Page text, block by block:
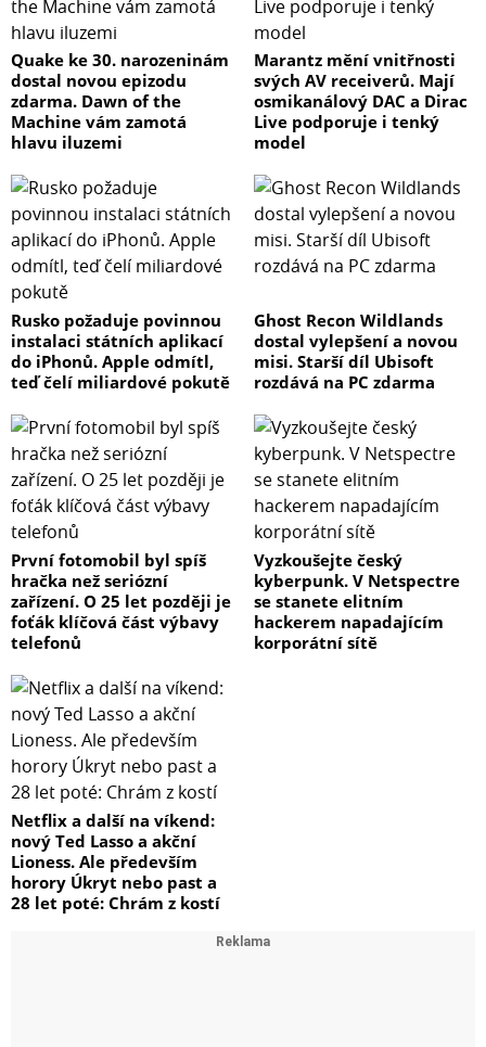
Quake ke 30. narozeninám
dostal novou epizodu
zdarma. Dawn of the
Machine vám zamotá
hlavu iluzemi
Marantz mění vnitřnosti
svých AV receiverů. Mají
osmikanálový DAC a Dirac
Live podporuje i tenký
model
Rusko požaduje povinnou
instalaci státních aplikací
do iPhonů. Apple odmítl,
teď čelí miliardové pokutě
Ghost Recon Wildlands
dostal vylepšení a novou
misi. Starší díl Ubisoft
rozdává na PC zdarma
První fotomobil byl spíš
hračka než seriózní
zařízení. O 25 let později je
foťák klíčová část výbavy
telefonů
Vyzkoušejte český
kyberpunk. V Netspectre
se stanete elitním
hackerem napadajícím
korporátní sítě
Netflix a další na víkend:
nový Ted Lasso a akční
Lioness. Ale především
horory Úkryt nebo past a
28 let poté: Chrám z kostí